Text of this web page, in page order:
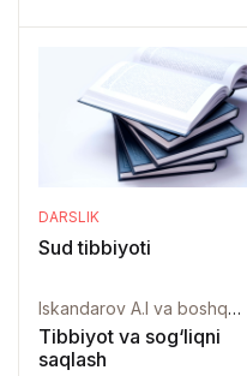
DARSLIK
Sud tibbiyoti
Iskandarov A.I va boshqalar,
Tibbiyot va sog‘liqni
saqlash